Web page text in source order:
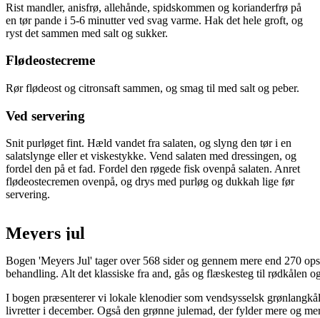
Rist mandler, anisfrø, allehånde, spidskommen og korianderfrø på
en tør pande i 5-6 minutter ved svag varme. Hak det hele groft, og
ryst det sammen med salt og sukker.
Flødeostecreme
Rør flødeost og citronsaft sammen, og smag til med salt og peber.
Ved servering
Snit purløget fint. Hæld vandet fra salaten, og slyng den tør i en
salatslynge eller et viskestykke. Vend salaten med dressingen, og
fordel den på et fad. Fordel den røgede fisk ovenpå salaten. Anret
flødeostecremen ovenpå, og drys med purløg og dukkah lige før
servering.
Meyers jul
Bogen 'Meyers Jul' tager over 568 sider og gennem mere end 270
behandling. Alt det klassiske fra and, gås og flæskesteg til rødkålen
I bogen præsenterer vi lokale klenodier som vendsysselsk
livretter i december. Også den grønne julemad, der fylder mere og